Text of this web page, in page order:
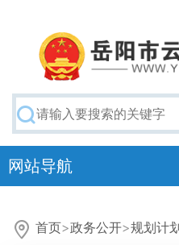
网站导航
首页>政务公开>规划计